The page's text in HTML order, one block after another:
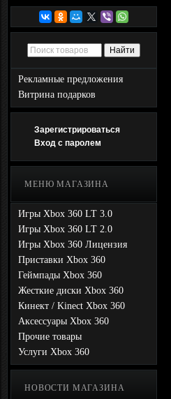
Рекламные предложения
Витрина подарков
Зарегистрироваться
Вход с паролем
МЕНЮ МАГАЗИНА
Игры Xbox 360 LT 3.0
Игры Xbox 360 LT 2.0
Игры Xbox 360 Лицензия
Приставки Xbox 360
Геймпады Xbox 360
Жесткие диски Xbox 360
Кинект / Kinect Xbox 360
Аксессуары Xbox 360
Прочие товары
Услуги Xbox 360
НОВОСТИ МАГАЗИНА